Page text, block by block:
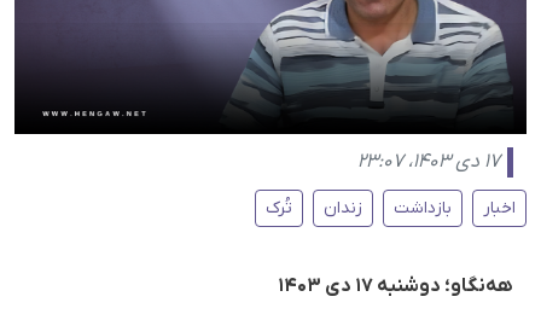
۱۷ دی ۱۴۰۳، ۲۳:۰۷
اخبار بازداشت زندان تُرک
هەنگاو؛ دوشنبه ۱۷ دی ۱۴۰۳